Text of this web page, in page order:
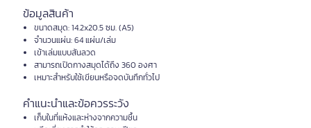
ข้อมูลสินค้า
ขนาดสมุด: 14.2x20.5 ซม. (A5)
จำนวนแผ่น: 64 แผ่น/เล่ม
เข้าเล่มแบบสันลวด
สามารถเปิดกางสมุดได้ถึง 360 องศา
เหมาะสำหรับใช้เขียนหรือจดบันทึกทั่วไป
คำแนะนำและข้อควรระวัง
เก็บในที่แห้งและห่างจากความชื้น